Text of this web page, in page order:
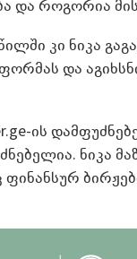
და როგორია
კი ნიკა
და
ის
ნიკა